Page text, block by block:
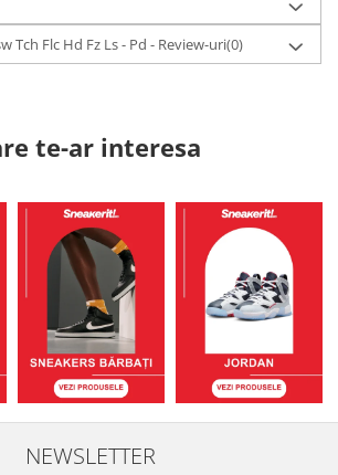
Tch Flc Hd Fz Ls - Pd - Review-uri(0)
te-ar interesa
NEWSLETTER